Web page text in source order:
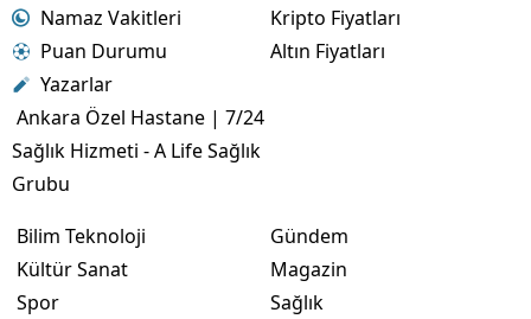
Namaz Vakitleri
Puan Durumu
Yazarlar
Ankara Özel Hastane | 7/24
Sağlık Hizmeti - A Life Sağlık
Grubu
Kripto Fiyatları
Altın Fiyatları
Bilim Teknoloji
Kültür Sanat
Spor
Gündem
Magazin
Sağlık